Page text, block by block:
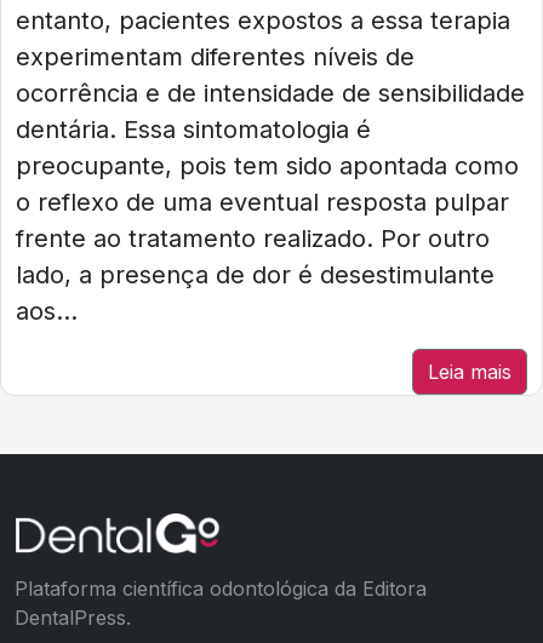
entanto, pacientes expostos a essa terapia
experimentam diferentes níveis de
ocorrência e de intensidade de sensibilidade
dentária. Essa sintomatologia é
preocupante, pois tem sido apontada como
o reflexo de uma eventual resposta pulpar
frente ao tratamento realizado. Por outro
lado, a presença de dor é desestimulante
aos...
Leia mais
Plataforma científica odontológica da Editora
DentalPress.